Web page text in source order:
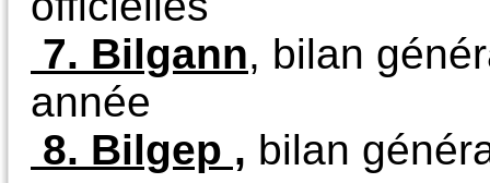
7. Bilgann, bilan
année
8. Bilgep , bilan